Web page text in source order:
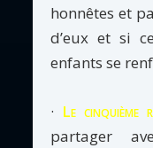
honnêtes et
d’eux et si
enfants se
· Le cinquième
partager